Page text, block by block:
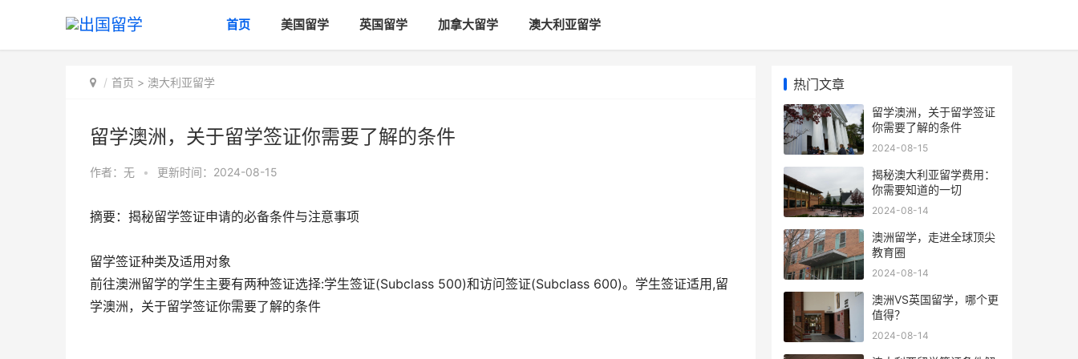
首页 美国留学 英国留学 加拿大留学 澳大利亚留学
首页 > 澳大利亚留学
留学澳洲，关于留学签证你需要了解的条件
作者：无 • 更新时间：2024-08-15
摘要：揭秘留学签证申请的必备条件与注意事项
留学签证种类及适用对象
前往澳洲留学的学生主要有两种签证选择:学生签证(Subclass 500)和访问签证(Subclass 600)。学生签证适用,留
学澳洲，关于留学签证你需要了解的条件
热门文章
留学澳洲，关于留学签证
你需要了解的条件
2024-08-15
揭秘澳大利亚留学费用：
你需要知道的一切
2024-08-14
澳洲留学，走进全球顶尖
教育圈
2024-08-14
澳洲VS英国留学，哪个更
值得？
2024-08-14